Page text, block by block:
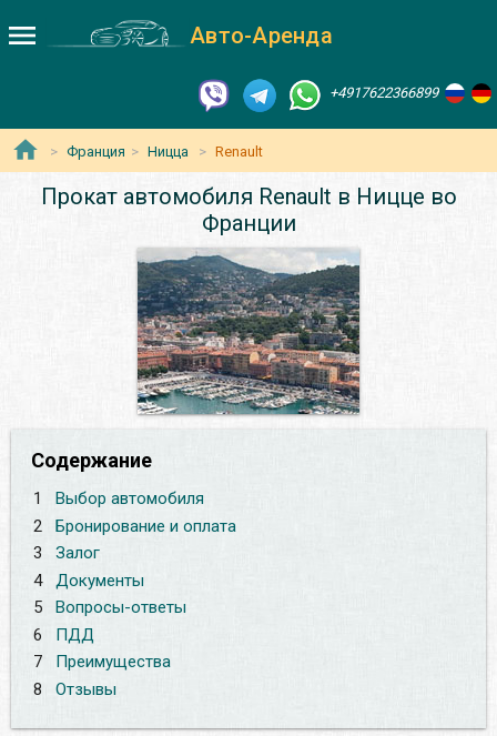
Авто-Аренда
+4917622366899
Франция Ницца Renault
Прокат автомобиля Renault в Ницце во
Франции
Содержание
1
Выбор автомобиля
2
Бронирование и оплата
3
Залог
4
Документы
5
Вопросы-ответы
6
ПДД
7
Преимущества
8
Отзывы